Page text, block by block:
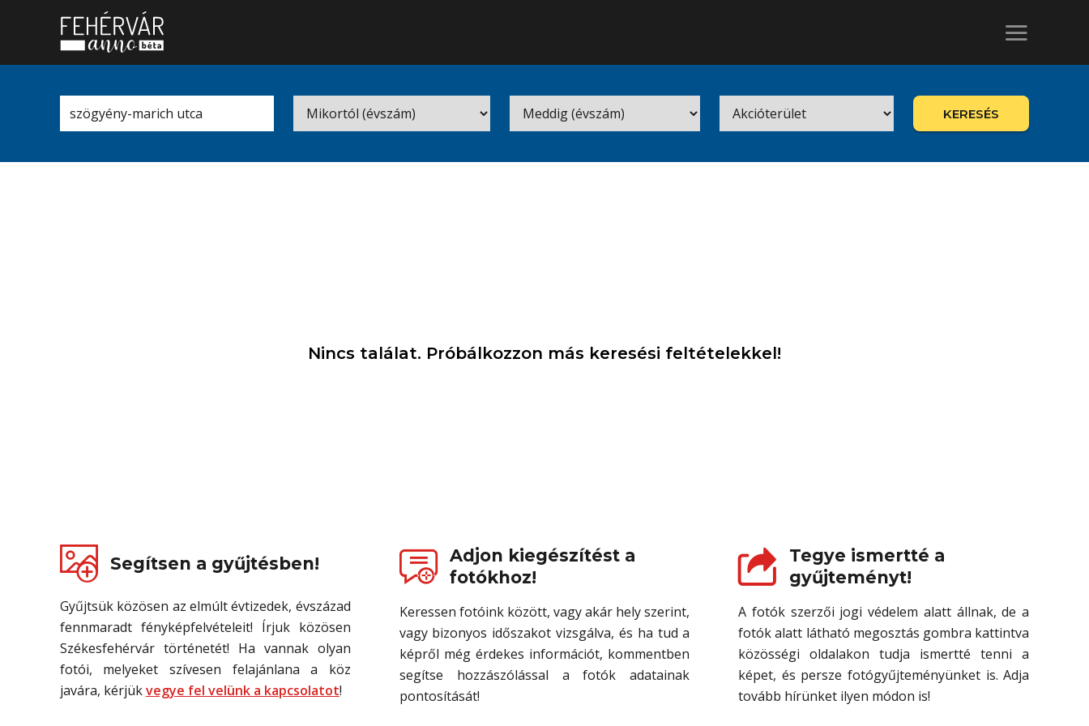
KERESÉS
Nincs találat. Próbálkozzon más keresési feltételekkel!
Segítsen a gyűjtésben!
Gyűjtsük közösen az elmúlt évtizedek, évszázad
fennmaradt fényképfelvételeit! Írjuk közösen
Székesfehérvár történetét! Ha vannak olyan
fotói, melyeket szívesen felajánlana a köz
javára, kérjükvegye fel velünk a kapcsolatot!
Adjon kiegészítést a
fotókhoz!
Keressen fotóink között, vagy akár hely szerint,
vagy bizonyos időszakot vizsgálva, és ha tud a
képről még érdekes információt, kommentben
segítse hozzászólással a fotók adatainak
pontosítását!
Tegye ismertté a
gyűjteményt!
A fotók szerzői jogi védelem alatt állnak, de a
fotók alatt látható megosztás gombra kattintva
közösségi oldalakon tudja ismertté tenni a
képet, és persze fotógyűjteményünket is. Adja
tovább hírünket ilyen módon is!